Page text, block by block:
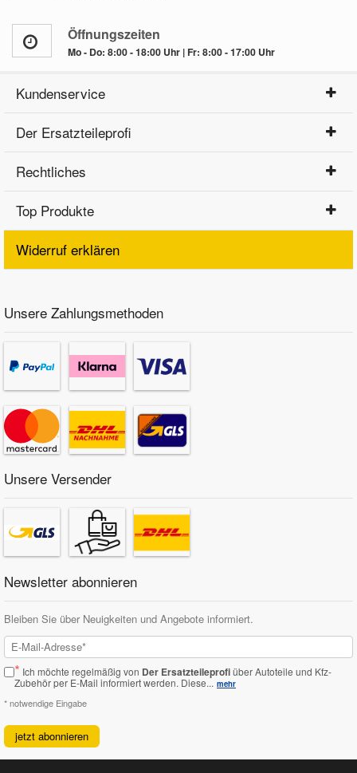
Öffnungszeiten
Mo - Do: 8:00 - 18:00 Uhr | Fr: 8:00 - 17:00 Uhr
Kundenservice
Der Ersatzteileprofi
Rechtliches
Top Produkte
Widerruf erklären
Unsere Zahlungsmethoden
Unsere Versender
Newsletter abonnieren
Bleiben Sie über Neuigkeiten und Angebote informiert.
* Ich möchte regelmäßig von Der Ersatzteileprofiüber Autoteile und Kfz-
Zubehör per E-Mail informiert werden. Diese... mehr
* notwendige Eingabe
jetzt abonnieren